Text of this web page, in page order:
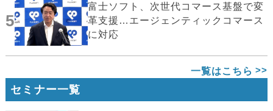
5
富士ソフト、次世代コマース基盤で変
革支援…エージェンティックコマース
に対応
一覧はこちら
セミナー一覧